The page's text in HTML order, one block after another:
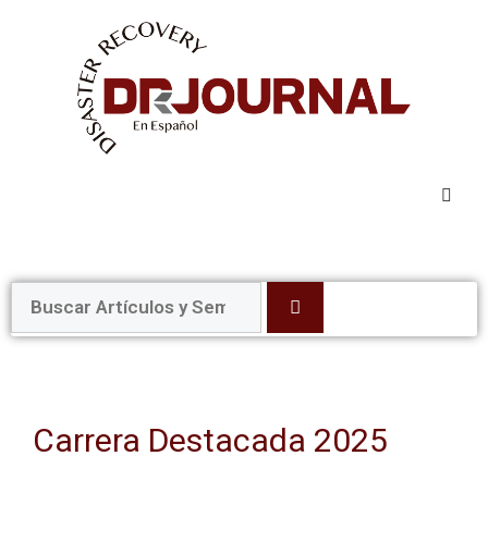
The Resilience Campus
Carrera Destacada 2025